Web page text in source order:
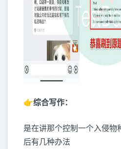
👉综合写作：
是在讲那个控制一个入侵
后有几种办法